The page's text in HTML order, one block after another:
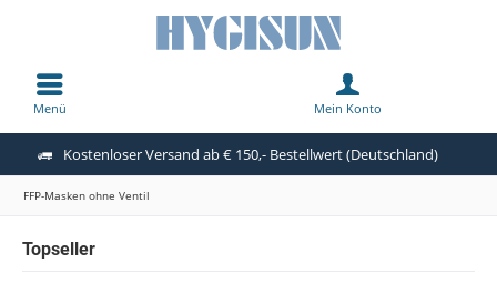
Menü Mein Konto
Kostenloser Versand ab € 150,- Bestellwert (Deutschland)
FFP-Masken ohne Ventil
Topseller